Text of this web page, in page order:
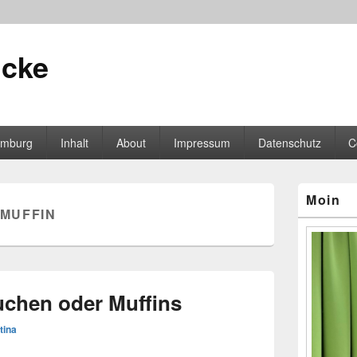
Inhalt About Impressum Datenschutz
MUFFIN
oder Muffins
Seitenleisten-
Moin